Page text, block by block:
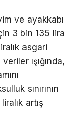
ve ayakkabı
3 bin 135 lira
asgari
ışığında,
sınırının
artış